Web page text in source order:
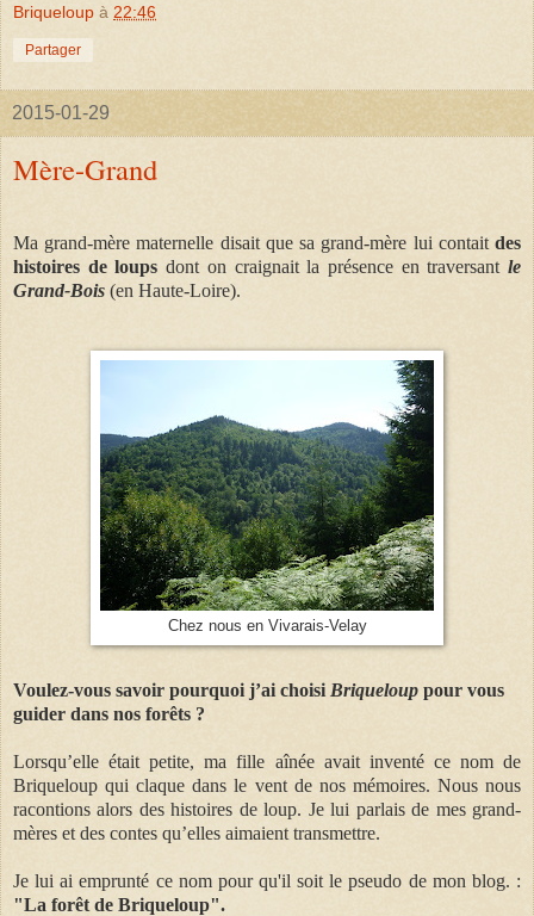
Briqueloup à 22:46
Partager
2015-01-29
Mère-Grand
Ma grand-mère maternelle disait que sa grand-mère lui contait des
histoires de loups dont on craignait la présence en traversantle
Grand-Bois (en Haute-Loire).
Chez nous en Vivarais-Velay
Voulez-vous savoir pourquoi j’ai choisi Briqueloup pour vous
guider dans nos forêts ?
Lorsqu’elle était petite, ma fille aînée avait inventé ce nom de
Briqueloup qui claque dans le vent de nos mémoires. Nous nous
racontions alors des histoires de loup. Je lui parlais de mes grand-
mères et des contes qu’elles aimaient transmettre.
Je lui ai emprunté ce nom pour qu'il soit le pseudo de mon blog. :
"La forêt de Briqueloup".